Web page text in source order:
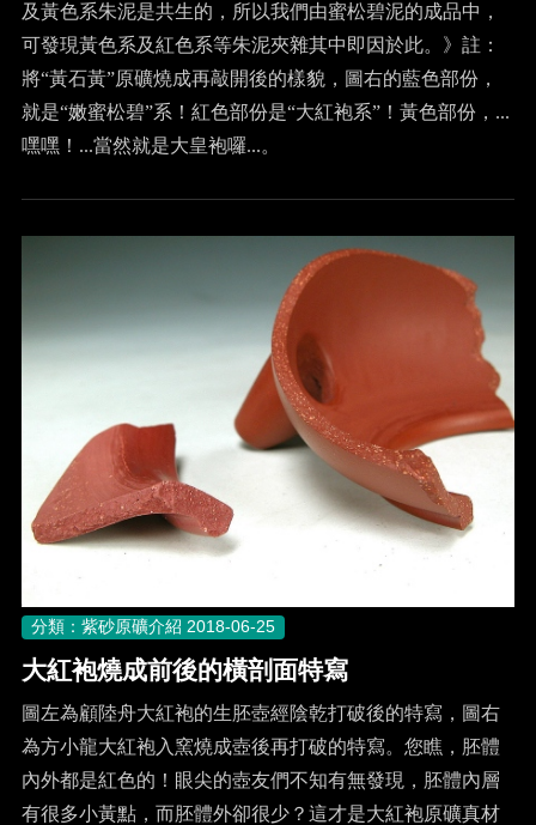
及黃色系朱泥是共生的，所以我們由蜜松碧泥的成品中，
可發現黃色系及紅色系等朱泥夾雜其中即因於此。》註：
將“黃石黃”原礦燒成再敲開後的樣貌，圖右的藍色部份，
就是“嫩蜜松碧”系！紅色部份是“大紅袍系”！黃色部份，...
嘿嘿！...當然就是大皇袍囉...。
分類：紫砂原礦介紹 2018-06-25
大紅袍燒成前後的橫剖面特寫
圖左為顧陸舟大紅袍的生胚壺經陰乾打破後的特寫，圖右
為方小龍大紅袍入窯燒成壺後再打破的特寫。您瞧，胚體
內外都是紅色的！眼尖的壺友們不知有無發現，胚體內層
有很多小黃點，而胚體外卻很少？這才是大紅袍原礦真材